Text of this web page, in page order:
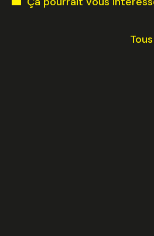
Sélectionnez une durée